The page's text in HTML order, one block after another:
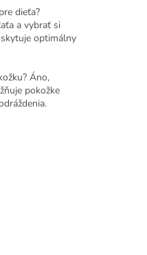
dieťa?
a vybrať si
optimálny
Áno,
pokožke